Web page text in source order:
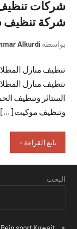
شركة تنظيف
بواسطة Alkurdi
تنظيف منازل
تنظيف منازل
الستائر وتنظيف
وتنظيف موكيت […]
تابع القراءة
البحث